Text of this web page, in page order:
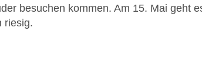
besuchen kommen. Am 15. Mai geht
riesig.